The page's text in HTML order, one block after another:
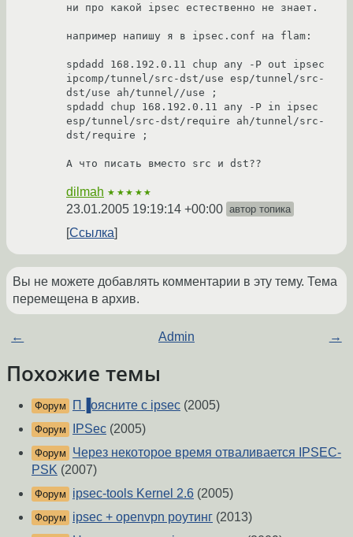
ни про какой ipsec естественно не знает.
например напишу я в ipsec.conf на flam:
spdadd 168.192.0.11 chup any -P out ipsec
ipcomp/tunnel/src-dst/use esp/tunnel/src-
dst/use ah/tunnel//use ;
spdadd chup 168.192.0.11 any -P in ipsec
esp/tunnel/src-dst/require ah/tunnel/src-
dst/require ;
А что писать вместо src и dst??
dilmah ★★★★★
23.01.2005 19:19:14 +00:00 автор топика
Ссылка
Вы не можете добавлять комментарии в эту тему. Тема
перемещена в архив.
← Admin →
Похожие темы
Форум П▐оясните с ipsec (2005)
Форум IPSec (2005)
Форум
Через некоторое время отваливается IPSEC-
PSK (2007)
Форум ipsec-tools Kernel 2.6 (2005)
Форум ipsec + openvpn роутинг (2013)